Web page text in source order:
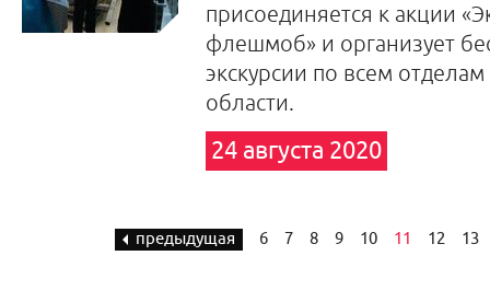
присоединяется к акции
флешмоб» и организует
экскурсии по всем
области.
24 августа 2020
предыдущая 6 7 8 9 10 11 12 13